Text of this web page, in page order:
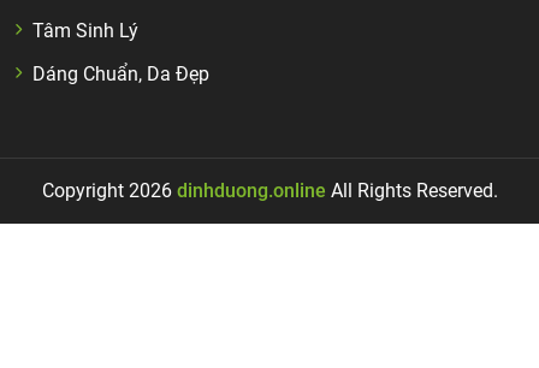
Tâm Sinh Lý
Dáng Chuẩn, Da Đẹp
Copyright 2026 dinhduong.online All Rights Reserved.